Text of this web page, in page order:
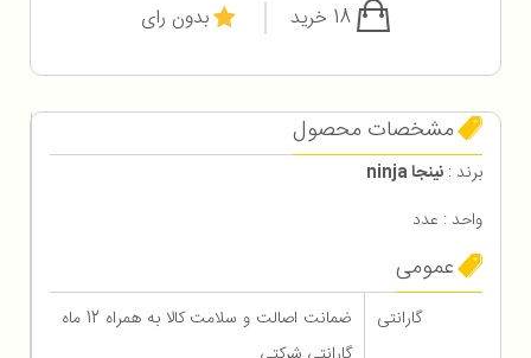
بدون رای
مشخصات محصول
برند : نینجا ninja
واحد : عدد
عمومی
گارانتی
ضمانت اصالت و سلامت کالا به همراه 12 ماه